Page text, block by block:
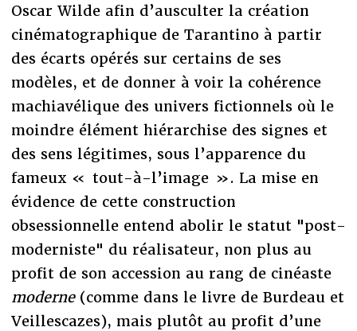
Oscar Wilde afin d’ausculter la création
cinématographique de Tarantino à partir
des écarts opérés sur certains de ses
modèles, et de donner à voir la cohérence
machiavélique des univers fictionnels où le
moindre élément hiérarchise des signes et
des sens légitimes, sous l’apparence du
fameux « tout-à-l’image ». La mise en
évidence de cette construction
obsessionnelle entend abolir le statut "post-
moderniste" du réalisateur, non plus au
profit de son accession au rang de cinéaste
moderne(comme dans le livre de Burdeau et
Veillescazes), mais plutôt au profit d’une